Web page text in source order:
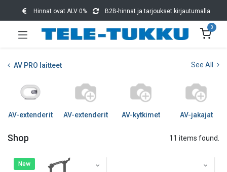
Hinnat ovat ALV 0%. B2B-hinnat ja tarjoukset kirjautumalla
0
AV PRO laitteet See All
AV-extenderit AV-extenderit AV-kytkimet AV-jakajat
Shop 11 items found.
New